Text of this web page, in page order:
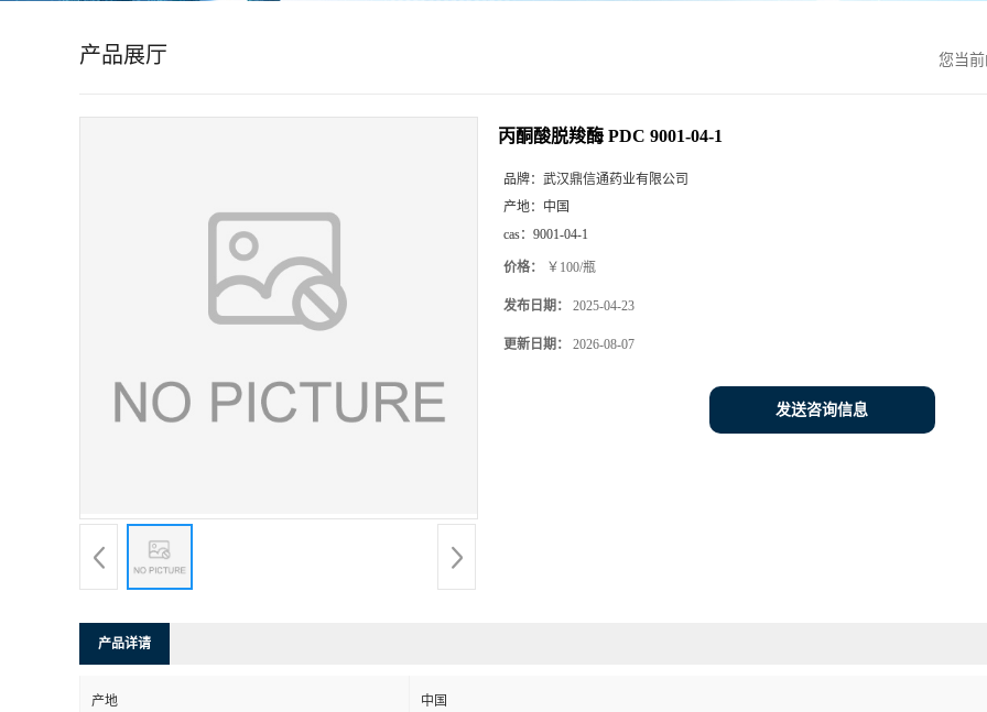
产品展厅 您当前
丙酮酸脱羧酶 PDC 9001-04-1
品牌： 武汉鼎信通药业有限公司
产地： 中国
cas： 9001-04-1
价格： ￥100/瓶
发布日期： 2025-04-23
更新日期： 2026-08-07
发送咨询信息
产品详请
产地 中国